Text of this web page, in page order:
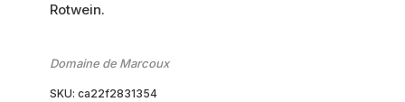
Rotwein.
Domaine de Marcoux
SKU: ca22f2831354